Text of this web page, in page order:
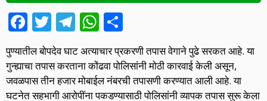
F
ac
e
b
T
w
itt
er
T
e
gr
W
at
s
ar
e
पुण्यातील बोपदेव घाट अत्याचार प्रकरणी तपास वेगाने पुढे सरकत आहे. या
गुन्ह्याचा तपास करताना कोंढवा पोलिसांनी मोठी कारवाई केली असून,
जवळपास तीन हजार मोबाईल नंबरची तपासणी करण्यात आली आहे. या
घटनेत सहभागी आरोपींना पकडण्यासाठी पोलिसांनी व्यापक तपास सुरू केला